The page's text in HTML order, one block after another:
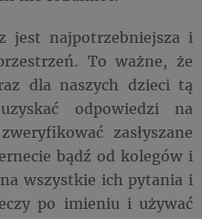
jest najpotrzebniejsza i
To ważne, że
dla naszych dzieci tą
odpowiedzi na
zasłyszane
bądź od kolegów i
wszystkie ich pytania i
po imieniu i używać